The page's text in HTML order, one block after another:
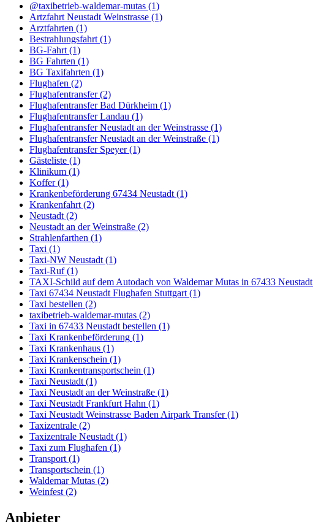
@taxibetrieb-waldemar-mutas (1)
Artzfahrt Neustadt Weinstrasse (1)
Arztfahrten (1)
Bestrahlungsfahrt (1)
BG-Fahrt (1)
BG Fahrten (1)
BG Taxifahrten (1)
Flughafen (2)
Flughafentransfer(2)
Flughafentransfer Bad Dürkheim (1)
Flughafentransfer Landau (1)
Flughafentransfer Neustadt an der Weinstrasse (1)
Flughafentransfer Neustadt an der Weinstraße (1)
Flughafentransfer Speyer(1)
Gästeliste (1)
Klinikum (1)
Koffer(1)
Krankenbeförderung 67434 Neustadt (1)
Krankenfahrt (2)
Neustadt (2)
Neustadt an der Weinstraße (2)
Strahlenfarthen (1)
Taxi (1)
Taxi-NW Neustadt (1)
Taxi-Ruf(1)
TAXI-Schild auf dem Autodach von Waldemar Mutas in 67433 Neustadt
Taxi 67434 Neustadt Flughafen Stuttgart (1)
Taxi bestellen (2)
taxibetrieb-waldemar-mutas (2)
Taxi in 67433 Neustadt bestellen (1)
Taxi Krankenbeförderung (1)
Taxi Krankenhaus (1)
Taxi Krankenschein (1)
Taxi Krankentransportschein (1)
Taxi Neustadt (1)
Taxi Neustadt an der Weinstraße (1)
Taxi Neustadt Frankfurt Hahn (1)
Taxi Neustadt Weinstrasse Baden Airpark Transfer(1)
Taxizentrale (2)
Taxizentrale Neustadt (1)
Taxi zum Flughafen (1)
Transport (1)
Transportschein (1)
Waldemar Mutas (2)
Weinfest (2)
Anbieter